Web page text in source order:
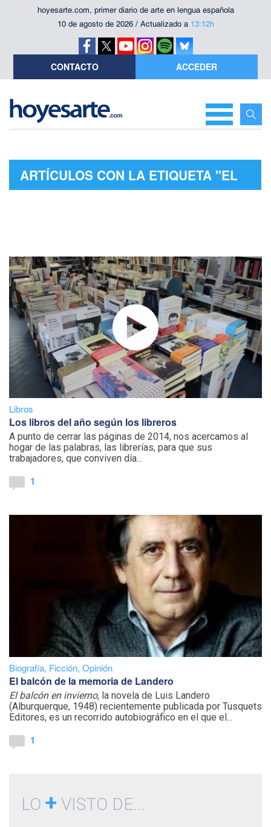
hoyesarte.com, primer diario de arte en lengua española
10 de agosto de 2026 / Actualizado a 13:12h
CONTACTO ACCEDER
ARTÍCULOS CON LA ETIQUETA "EL
Libros
Los libros del año según los libreros
A punto de cerrar las páginas de 2014, nos acercamos al
hogar de las palabras, las librerías, para que sus
trabajadores, que conviven día...
1
Biografía, Ficción, Opinión
El balcón de la memoria de Landero
El balcón en invierno, la novela de Luis Landero
(Alburquerque, 1948) recientemente publicada por Tusquets
Editores, es un recorrido autobiográfico en el que el...
1
LO + VISTO DE...